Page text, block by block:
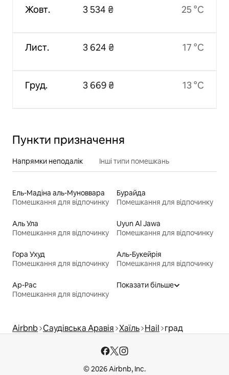
Жовт.
Лист.
Груд.
3 534 ₴
3 624 ₴
3 669 ₴
25 °C
17 °C
13 °C
Пункти призначення
Напрямки неподалік Інші типи помешкань
Ель-Мадіна аль-Муноввара
Помешкання для відпочинку
Бурайда
Помешкання для відпочинку
Аль Ула
Помешкання для відпочинку
Uyun Al Jawa
Помешкання для відпочинку
Гора Ухуд
Помешкання для відпочинку
Аль-Букейрія
Помешкання для відпочинку
Ар-Рас
Помешкання для відпочинку
Показати більше
Airbnb Саудівська Аравія Хаїль Hail град
© 2026 Airbnb, Inc.